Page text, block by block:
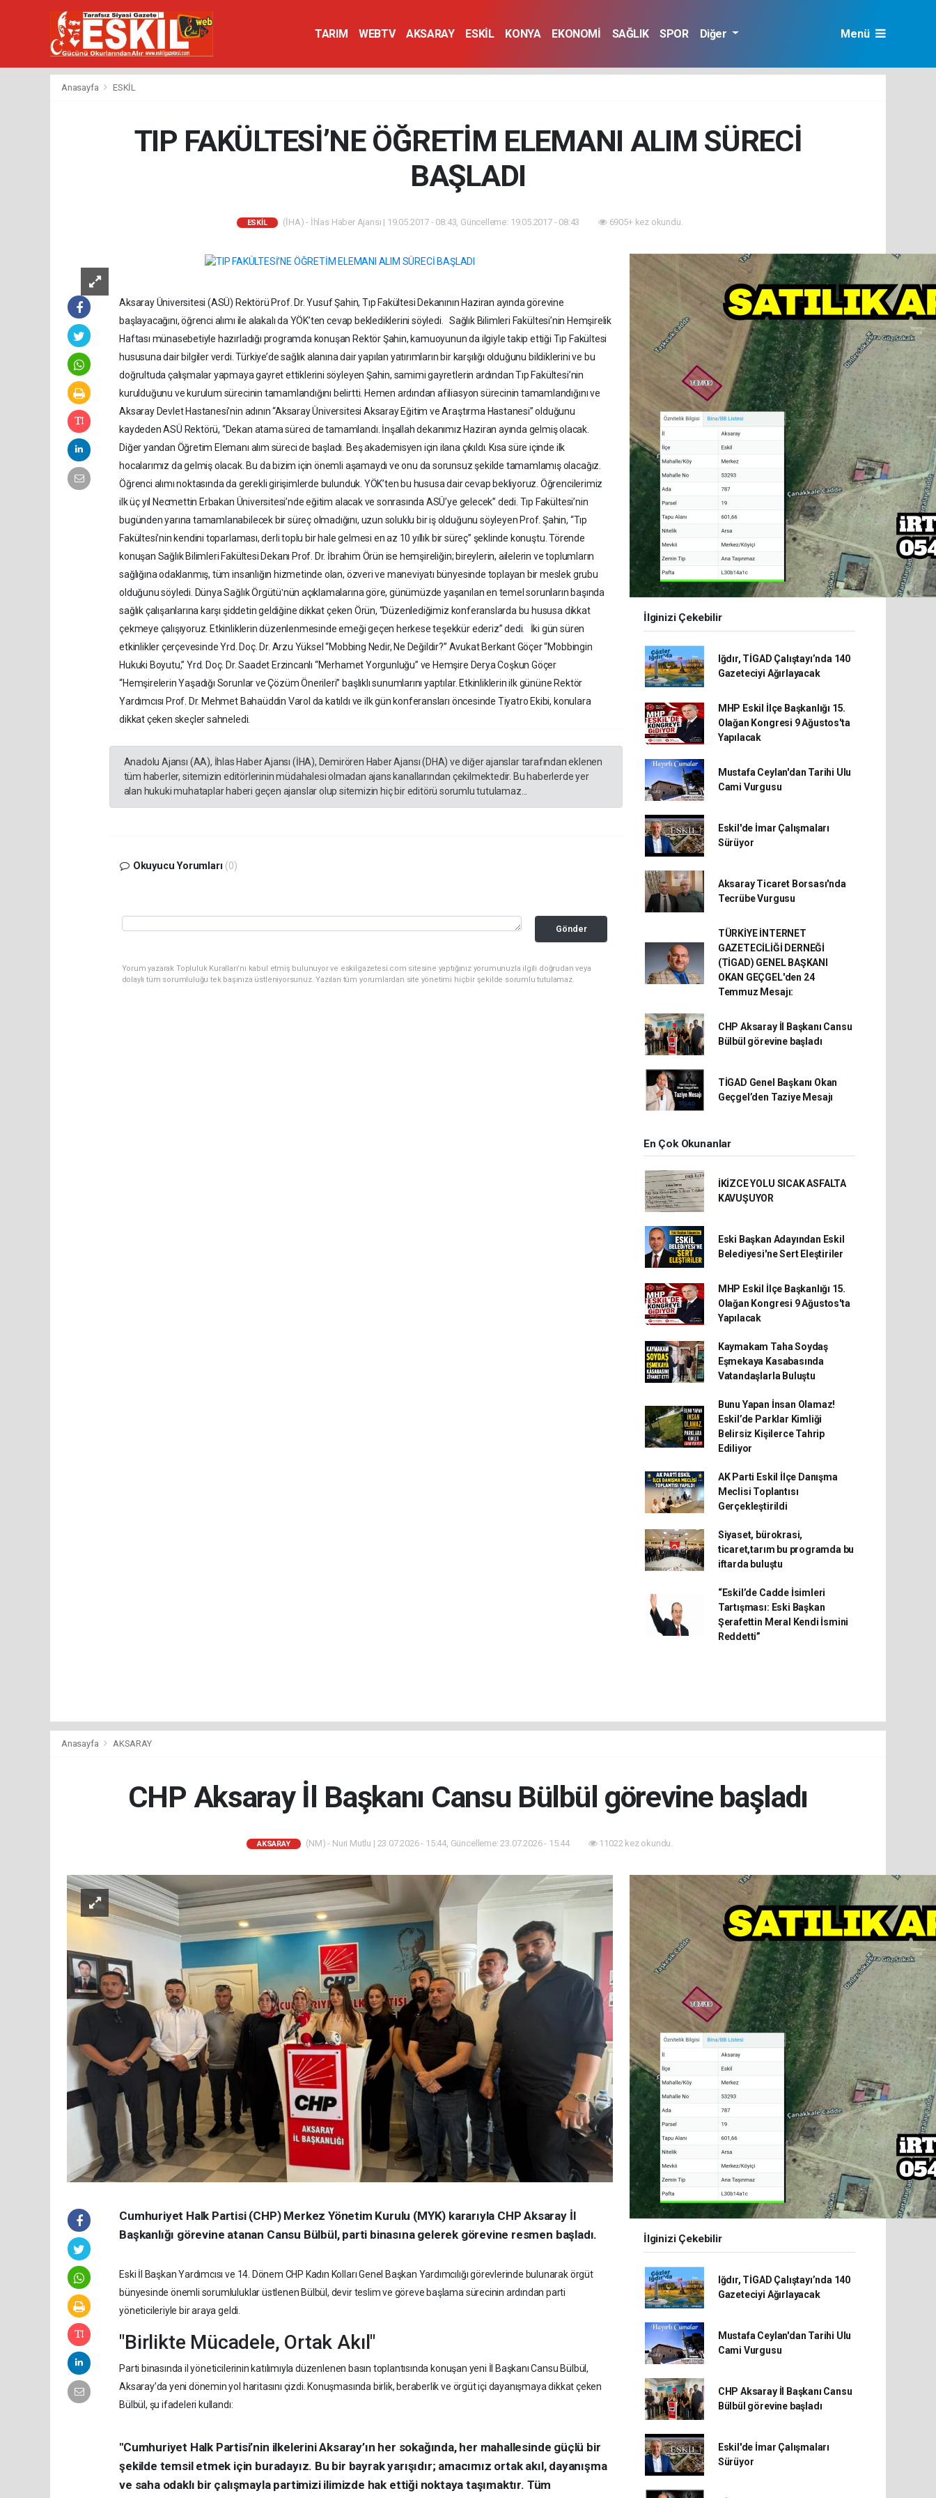
TARIM WEBTV AKSARAY ESKİL KONYA EKONOMİ SAĞLIK SPOR Diğer Menü
Anasayfa ESKİL
TIP FAKÜLTESİ’NE ÖĞRETİM ELEMANI ALIM SÜRECİ
BAŞLADI
ESKİL (İHA) - İhlas Haber Ajansı | 19.05.2017 - 08:43, Güncelleme: 19.05.2017 - 08:43 6905+ kez okundu.
Aksaray Üniversitesi (ASÜ) Rektörü Prof. Dr. Yusuf Şahin, Tıp Fakültesi Dekanının Haziran ayında görevine
başlayacağını, öğrenci alımı ile alakalı da YÖK’ten cevap beklediklerini söyledi. Sağlık Bilimleri Fakültesi’nin Hemşirelik
Haftası münasebetiyle hazırladığı programda konuşan Rektör Şahin, kamuoyunun da ilgiyle takip ettiği Tıp Fakültesi
hususuna dair bilgiler verdi. Türkiye’de sağlık alanına dair yapılan yatırımların bir karşılığı olduğunu bildiklerini ve bu
doğrultuda çalışmalar yapmaya gayret ettiklerini söyleyen Şahin, samimi gayretlerin ardından Tıp Fakültesi’nin
kurulduğunu ve kurulum sürecinin tamamlandığını belirtti. Hemen ardından afiliasyon sürecinin tamamlandığını ve
Aksaray Devlet Hastanesi’nin adının “Aksaray Üniversitesi Aksaray Eğitim ve Araştırma Hastanesi” olduğunu
kaydeden ASÜ Rektörü, “Dekan atama süreci de tamamlandı. İnşallah dekanımız Haziran ayında gelmiş olacak.
Diğer yandan Öğretim Elemanı alım süreci de başladı. Beş akademisyen için ilana çıkıldı. Kısa süre içinde ilk
hocalarımız da gelmiş olacak. Bu da bizim için önemli aşamaydı ve onu da sorunsuz şekilde tamamlamış olacağız.
Öğrenci alımı noktasında da gerekli girişimlerde bulunduk. YÖK’ten bu hususa dair cevap bekliyoruz. Öğrencilerimiz
ilk üç yıl Necmettin Erbakan Üniversitesi’nde eğitim alacak ve sonrasında ASÜ’ye gelecek” dedi. Tıp Fakültesi’nin
bugünden yarına tamamlanabilecek bir süreç olmadığını, uzun soluklu bir iş olduğunu söyleyen Prof. Şahin, “Tıp
Fakültesi’nin kendini toparlaması, derli toplu bir hale gelmesi en az 10 yıllık bir süreç” şeklinde konuştu. Törende
konuşan Sağlık Bilimleri Fakültesi Dekanı Prof. Dr. İbrahim Örün ise hemşireliğin; bireylerin, ailelerin ve toplumların
sağlığına odaklanmış, tüm insanlığın hizmetinde olan, özveri ve maneviyatı bünyesinde toplayan bir meslek grubu
olduğunu söyledi. Dünya Sağlık Örgütüʹnün açıklamalarına göre, günümüzde yaşanılan en temel sorunların başında
sağlık çalışanlarına karşı şiddetin geldiğine dikkat çeken Örün, “Düzenlediğimiz konferanslarda bu hususa dikkat
çekmeye çalışıyoruz. Etkinliklerin düzenlenmesinde emeği geçen herkese teşekkür ederiz” dedi. İki gün süren
etkinlikler çerçevesinde Yrd. Doç. Dr. Arzu Yüksel “Mobbing Nedir, Ne Değildir?” Avukat Berkant Göçer “Mobbingin
Hukuki Boyutu,” Yrd. Doç. Dr. Saadet Erzincanlı “Merhamet Yorgunluğu” ve Hemşire Derya Coşkun Göçer
“Hemşirelerin Yaşadığı Sorunlar ve Çözüm Önerileri” başlıklı sunumlarını yaptılar. Etkinliklerin ilk gününe Rektör
Yardımcısı Prof. Dr. Mehmet Bahaüddin Varol da katıldı ve ilk gün konferansları öncesinde Tiyatro Ekibi, konulara
dikkat çeken skeçler sahneledi.
Anadolu Ajansı (AA), İhlas Haber Ajansı (İHA), Demirören Haber Ajansı (DHA) ve diğer ajanslar tarafından eklenen
tüm haberler, sitemizin editörlerinin müdahalesi olmadan ajans kanallarından çekilmektedir. Bu haberlerde yer
alan hukuki muhataplar haberi geçen ajanslar olup sitemizin hiç bir editörü sorumlu tutulamaz...
Okuyucu Yorumları (0)
Gönder
Yorum yazarak Topluluk Kuralları’nı kabul etmiş bulunuyor ve eskilgazetesi.com sitesine yaptığınız yorumunuzla ilgili doğrudan veya
dolaylı tüm sorumluluğu tek başınıza üstleniyorsunuz. Yazılan tüm yorumlardan site yönetimi hiçbir şekilde sorumlu tutulamaz.
İlginizi Çekebilir
Iğdır, TİGAD Çalıştayı’nda 140
Gazeteciyi Ağırlayacak
MHP Eskil İlçe Başkanlığı 15.
Olağan Kongresi 9 Ağustos'ta
Yapılacak
Mustafa Ceylan'dan Tarihi Ulu
Cami Vurgusu
Eskil'de İmar Çalışmaları
Sürüyor
Aksaray Ticaret Borsası'nda
Tecrübe Vurgusu
TÜRKİYE İNTERNET
GAZETECİLİĞİ DERNEĞİ
(TİGAD) GENEL BAŞKANI
OKAN GEÇGEL'den 24
Temmuz Mesajı:
CHP Aksaray İl Başkanı Cansu
Bülbül görevine başladı
TİGAD Genel Başkanı Okan
Geçgel’den Taziye Mesajı
En Çok Okunanlar
İKİZCE YOLU SICAK ASFALTA
KAVUŞUYOR
Eski Başkan Adayından Eskil
Belediyesi'ne Sert Eleştiriler
MHP Eskil İlçe Başkanlığı 15.
Olağan Kongresi 9 Ağustos'ta
Yapılacak
Kaymakam Taha Soydaş
Eşmekaya Kasabasında
Vatandaşlarla Buluştu
Bunu Yapan İnsan Olamaz!
Eskil’de Parklar Kimliği
Belirsiz Kişilerce Tahrip
Ediliyor
AK Parti Eskil İlçe Danışma
Meclisi Toplantısı
Gerçekleştirildi
Siyaset, bürokrasi,
ticaret,tarım bu programda bu
iftarda buluştu
“Eskil’de Cadde İsimleri
Tartışması: Eski Başkan
Şerafettin Meral Kendi İsmini
Reddetti”
Anasayfa AKSARAY
CHP Aksaray İl Başkanı Cansu Bülbül görevine başladı
AKSARAY (NM) - Nuri Mutlu | 23.07.2026 - 15:44, Güncelleme: 23.07.2026 - 15:44 11022 kez okundu.
Cumhuriyet Halk Partisi (CHP) Merkez Yönetim Kurulu (MYK) kararıyla CHP Aksaray İl
Başkanlığı görevine atanan Cansu Bülbül, parti binasına gelerek görevine resmen başladı.
Eski İl Başkan Yardımcısı ve 14. Dönem CHP Kadın Kolları Genel Başkan Yardımcılığı görevlerinde bulunarak örgüt
bünyesinde önemli sorumluluklar üstlenen Bülbül, devir teslim ve göreve başlama sürecinin ardından parti
yöneticileriyle bir araya geldi.
"Birlikte Mücadele, Ortak Akıl"
Parti binasında il yöneticilerinin katılımıyla düzenlenen basın toplantısında konuşan yeni İl Başkanı Cansu Bülbül,
Aksaray’da yeni dönemin yol haritasını çizdi. Konuşmasında birlik, beraberlik ve örgüt içi dayanışmaya dikkat çeken
Bülbül, şu ifadeleri kullandı:
"Cumhuriyet Halk Partisi’nin ilkelerini Aksaray’ın her sokağında, her mahallesinde güçlü bir
şekilde temsil etmek için buradayız. Bu bir bayrak yarışıdır; amacımız ortak akıl, dayanışma
ve saha odaklı bir çalışmayla partimizi ilimizde hak ettiği noktaya taşımaktır. Tüm
İlginizi Çekebilir
Iğdır, TİGAD Çalıştayı’nda 140
Gazeteciyi Ağırlayacak
Mustafa Ceylan'dan Tarihi Ulu
Cami Vurgusu
CHP Aksaray İl Başkanı Cansu
Bülbül görevine başladı
Eskil'de İmar Çalışmaları
Sürüyor